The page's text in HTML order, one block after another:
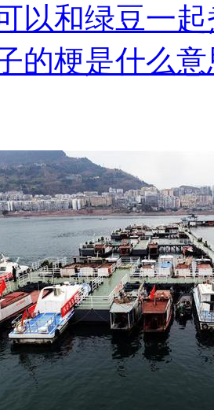
以和绿豆一
的梗是什么意